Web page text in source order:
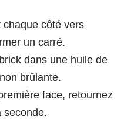
chaque côté vers
un carré.
dans une huile de
brûlante.
face, retournez
seconde.